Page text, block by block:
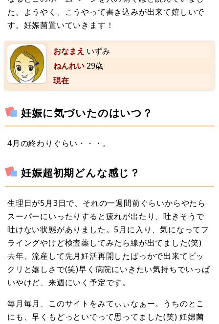
た。ようやく、こうやって書き込みが出来て嬉しいで
す。妊娠菌置いていきます！
おなまえ いずみ
ねんれい29歳
現在
妊娠に気づいたのはいつ？
4月の終わりぐらい・・・。
妊娠超初期どんな感じ？
生理日が5月3日で、それの一週間前ぐらいからやたら
スーパーにいったりすると疲れが出たり、吐きそうで
吐けない状態がありました。5月に入り、気になってフ
ライングやけど検査薬してみたら線が出てました(笑)
去年、流産して先月妊活再開したばっかで出来てビッ
クリと嬉しさで(笑)早く病院にいきたい気持ちでいっぱ
いやけど、来週にいく予定です。
毎月毎月、このサイトをみてぃぃなぁー。うちのとこ
にも、早くもどっといでって思ってました(笑) 妊婦菌